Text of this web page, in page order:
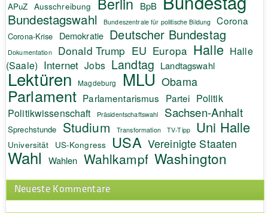
APuZ Ausschreibung BpB
Bundestagswahl Bundeszentrale für politische Bildung Corona
Corona-Krise Demokratie Deutscher Bundestag
Dokumentation Donald Trump EU Europa Halle Halle
(Saale) Internet Jobs Landtag Landtagswahl
Lektüren Magdeburg MLU Obama
Parlament Parlamentarismus Partei Politik
Politikwissenschaft Präsidentschaftswahl Sachsen-Anhalt
Sprechstunde Studium Transformation TV-Tipp Uni Halle
Universität US-Kongress USA Vereinigte Staaten
Wahl Wahlen Wahlkampf Washington
Neueste Kommentare